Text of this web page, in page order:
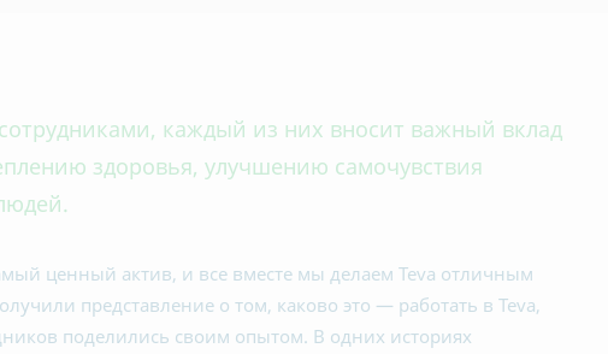
каждый из них вносит важный вклад
здоровья, улучшению самочувствия
ценный актив, и все вместе мы делаем Teva отличным
представление о том, каково это — работать в Teva,
поделились своим опытом. В одних историях